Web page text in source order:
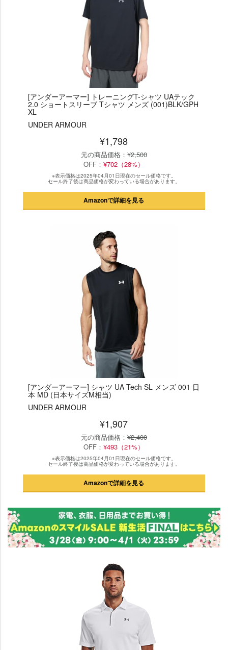
[アンダーアーマー] トレーニングT-シャツ UAテック
2.0 ショートスリーブ Tシャツ メンズ (001)BLK/GPH
XL
UNDER ARMOUR
¥1,798
元の商品価格： ¥2,500
OFF：¥702（28%）
※表示価格は2025年04月01日現在のセール価格です。
セール終了後は商品価格が変わっている場合があります。
Amazonで詳細を見る
[アンダーアーマー] シャツ UA Tech SL メンズ 001 日
本 MD (日本サイズM相当)
UNDER ARMOUR
¥1,907
元の商品価格： ¥2,400
OFF：¥493（21%）
※表示価格は2025年04月01日現在のセール価格です。
セール終了後は商品価格が変わっている場合があります。
Amazonで詳細を見る